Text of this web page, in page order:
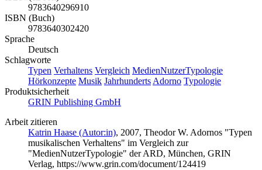
9783640296910
ISBN (Buch)
9783640302420
Sprache
Deutsch
Schlagworte
Typen Verhaltens Vergleich MedienNutzerTypologie
Hörkonzepte Musik Jahrhunderts Adorno Typologie
Produktsicherheit
GRIN Publishing GmbH
Arbeit zitieren
Katrin Haase (Autor:in), 2007, Theodor W. Adornos "Typen
musikalischen Verhaltens" im Vergleich zur
"MedienNutzerTypologie" der ARD, München, GRIN
Verlag, https://www.grin.com/document/124419